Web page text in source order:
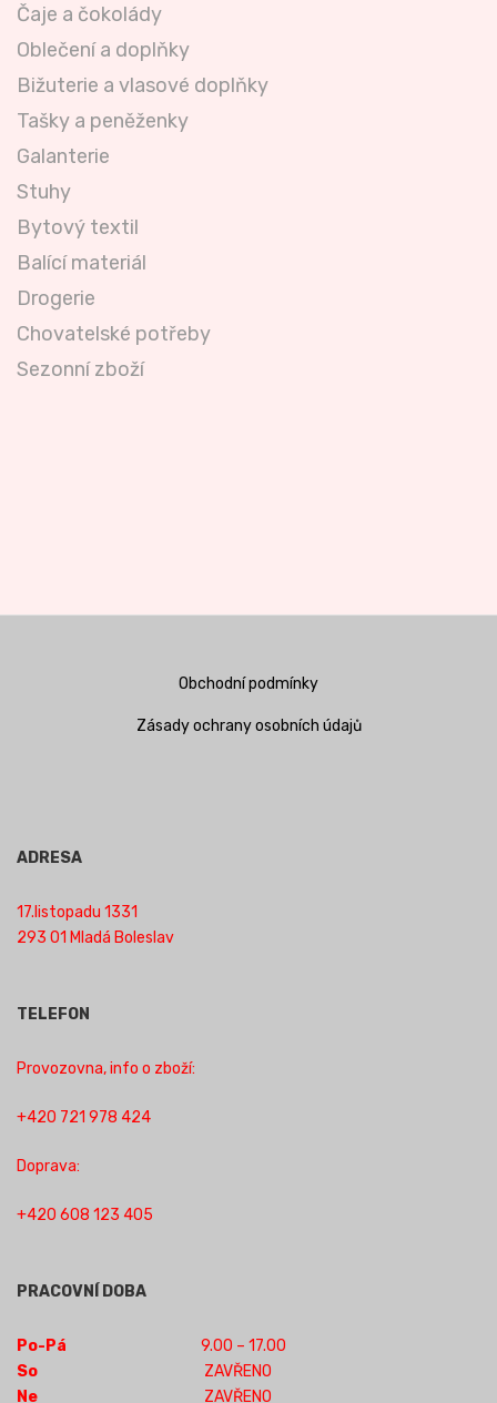
Čaje a čokolády
Oblečení a doplňky
Bižuterie a vlasové doplňky
Tašky a peněženky
Galanterie
Stuhy
Bytový textil
Balící materiál
Drogerie
Chovatelské potřeby
Sezonní zboží
Obchodní podmínky
Zásady ochrany osobních údajů
ADRESA
17.listopadu 1331
293 01 Mladá Boleslav
TELEFON
Provozovna, info o zboží:
+420 721 978 424
Doprava:
+420 608 123 405
PRACOVNÍ DOBA
Po-Pá
9.00 – 17.00
So
ZAVŘENO
Ne
ZAVŘENO